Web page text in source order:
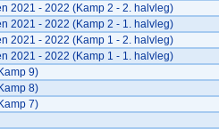
2021 - 2022 (Kamp 2 - 2. halvleg)
2021 - 2022 (Kamp 2 - 1. halvleg)
2021 - 2022 (Kamp 1 - 2. halvleg)
2021 - 2022 (Kamp 1 - 1. halvleg)
9)
8)
7)